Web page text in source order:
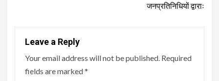
जनप्रतिनिधियों द्वाराः
Leave a Reply
Your email address will not be published. Required
fields are marked*